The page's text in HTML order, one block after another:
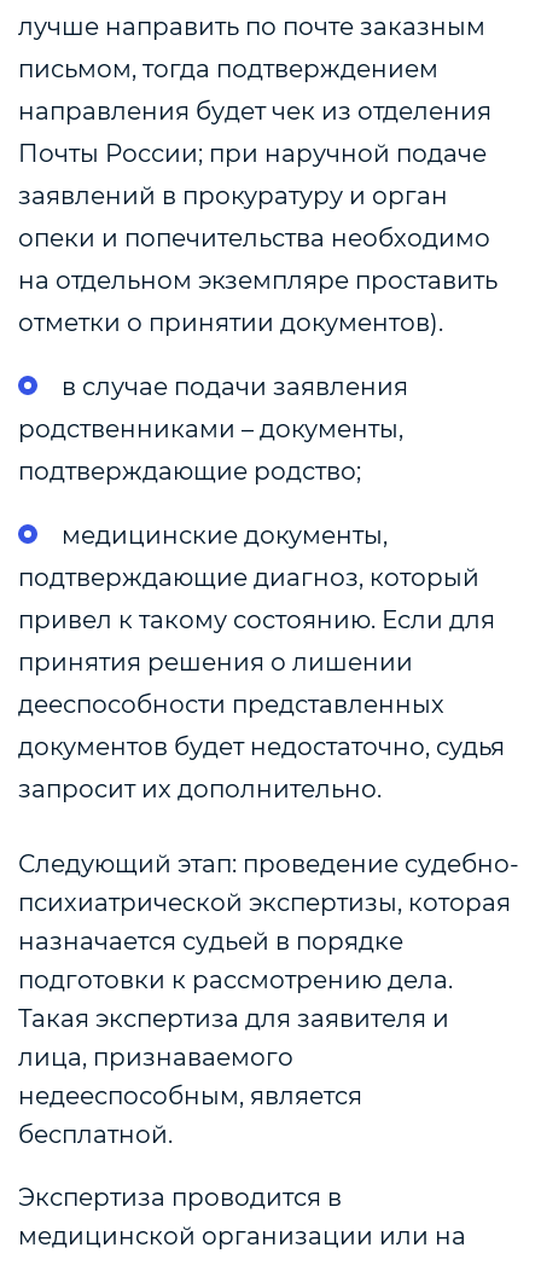
лучше направить по почте заказным
письмом, тогда подтверждением
направления будет чек из отделения
Почты России; при наручной подаче
заявлений в прокуратуру и орган
опеки и попечительства необходимо
на отдельном экземпляре проставить
отметки о принятии документов).
в случае подачи заявления
родственниками – документы,
подтверждающие родство;
медицинские документы,
подтверждающие диагноз, который
привел к такому состоянию. Если для
принятия решения о лишении
дееспособности представленных
документов будет недостаточно, судья
запросит их дополнительно.
Следующий этап: проведение судебно-
психиатрической экспертизы, которая
назначается судьей в порядке
подготовки к рассмотрению дела.
Такая экспертиза для заявителя и
лица, признаваемого
недееспособным, является
бесплатной.
Экспертиза проводится в
медицинской организации или на